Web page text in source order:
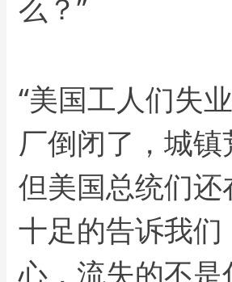
么？”
“美国工人们失
厂倒闭了，城镇
但美国总统们
十足的告诉我们
心，流失的不是